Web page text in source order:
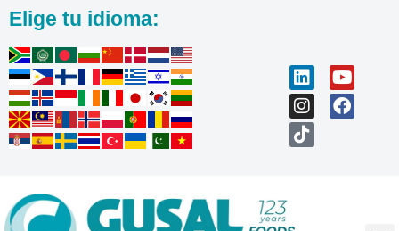
Elige tu idioma: